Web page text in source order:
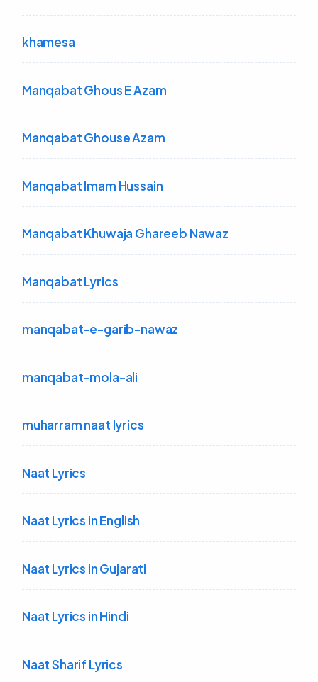
khamesa
Manqabat Ghous E Azam
Manqabat Ghouse Azam
Manqabat Imam Hussain
Manqabat Khuwaja Ghareeb Nawaz
Manqabat Lyrics
manqabat-e-garib-nawaz
manqabat-mola-ali
muharram naat lyrics
Naat Lyrics
Naat Lyrics in English
Naat Lyrics in Gujarati
Naat Lyrics in Hindi
Naat Sharif Lyrics